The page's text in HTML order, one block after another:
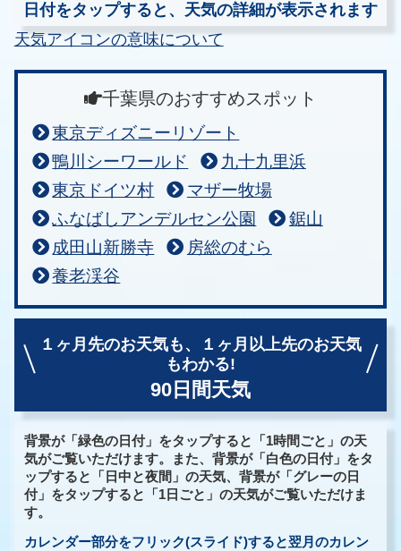
日付をタップすると、天気の詳細が表示されます
天気アイコンの意味について
千葉県のおすすめスポット
東京ディズニーリゾート
鴨川シーワールド
九十九里浜
東京ドイツ村
マザー牧場
ふなばしアンデルセン公園
鋸山
成田山新勝寺
房総のむら
養老渓谷
１ヶ月先のお天気も、
１ヶ月以上先のお天気
もわかる!
90日間天気
背景が「緑色の日付」をタップすると「1時間ごと」の天
気がご覧いただけます。また、背景が「白色の日付」をタ
ップすると「日中と夜間」の天気、背景が「グレーの日
付」をタップすると「1日ごと」の天気がご覧いただけま
す。
カレンダー部分をフリック(スライド)すると翌月のカレン